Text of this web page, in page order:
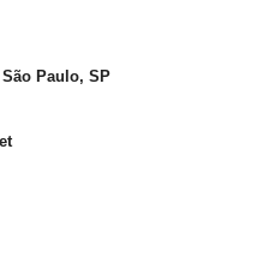
Paulo, SP